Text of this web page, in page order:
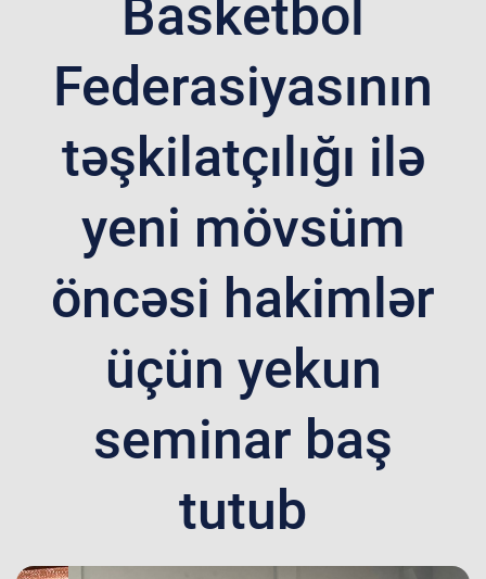
Basketbol
Federasiyasının
təşkilatçılığı ilə
yeni mövsüm
öncəsi hakimlər
üçün yekun
seminar baş
tutub